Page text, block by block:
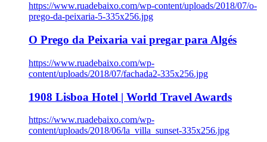
https://www.ruadebaixo.com/wp-content/uploads/2018/07/o-
prego-da-peixaria-5-335x256.jpg
O Prego da Peixaria vai pregar para Algés
https://www.ruadebaixo.com/wp-
content/uploads/2018/07/fachada2-335x256.jpg
1908 Lisboa Hotel | World Travel Awards
https://www.ruadebaixo.com/wp-
content/uploads/2018/06/la_villa_sunset-335x256.jpg